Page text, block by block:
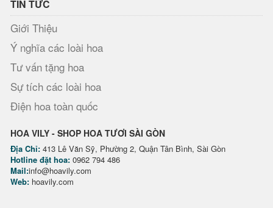
TIN TỨC
Giới Thiệu
Ý nghĩa các loài hoa
Tư vấn tặng hoa
Sự tích các loài hoa
Điện hoa toàn quốc
HOA VILY - SHOP HOA TƯƠI SÀI GÒN
Địa Chỉ: 413 Lê Văn Sỹ, Phường 2, Quận Tân Bình, Sài Gòn
Hotline đặt hoa: 0962 794 486
Mail:info@hoavily.com
Web: hoavily.com